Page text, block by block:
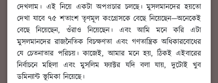
দেখলাম। এই নিয়ে একটা অপপ্রচার চলছে। মুসলমানদের হয়তো
দেখা যাবে ৭৫ শতাংশ তৃণমূল কংগ্রেসকে বেছে নিয়েছেন—অনেকেই
বেছে নিয়েছেন, ওঁরাও নিয়েছেন। এবং আমি মনে করি এটা
মুসলমানদের রাজনৈতিক বিচক্ষণতা এবং গণতান্ত্রিক অধিকারবোধের
যে চেতনাতার পরিচয়। কাজেই, আমার মনে হয়, ঠিকই এইবারের
নির্বাচনে মহিলা এবং মুসলিম ফ্যাক্টর যদি বলা যায়, দুটোই খুব
ডমিন্যান্ট ভূমিকা নিয়েছে।